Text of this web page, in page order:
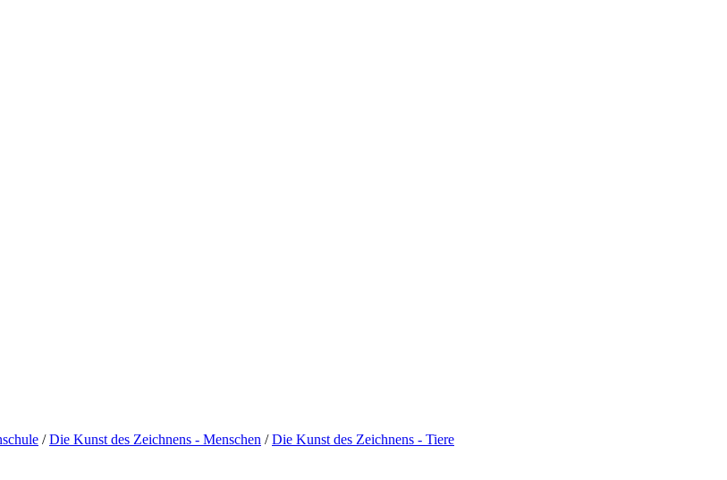
/Die Kunst des Zeichnens - Menschen /Die Kunst des Zeichnens - Tiere